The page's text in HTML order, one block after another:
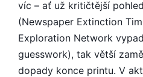
víc – ať už kritičtější
(Newspaper Extinction
Exploration Network
guesswork), tak větší
dopady konce printu. V